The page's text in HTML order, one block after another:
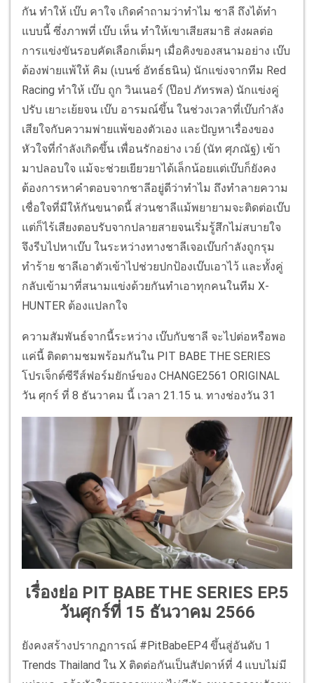
กัน ทำให้ เบ๊บ คาใจ เกิดคำถามว่าทำไม ชาลี ถึงได้ทำ
แบบนี้ ซึ่งภาพที่ เบ๊บ เห็น ทำให้เขาเสียสมาธิ ส่งผลต่อ
การแข่งขันรอบคัดเลือกเต็มๆ เมื่อคิงของสนามอย่าง เบ๊บ
ต้องพ่ายแพ้ให้ คิม (เบนซ์ อัทธ์ธนิน) นักแข่งจากทีม Red
Racing ทำให้ เบ๊บ ถูก วินเนอร์ (ป๊อป ภัทรพล) นักแข่งคู่
ปรับ เยาะเย้ยจน เบ๊บ อารมณ์ขึ้น ในช่วงเวลาที่เบ๊บกำลัง
เสียใจกับความพ่ายแพ้ของตัวเอง และปัญหาเรื่องของ
หัวใจที่กำลังเกิดขึ้น เพื่อนรักอย่าง เวย์ (นัท ศุภณัฐ) เข้า
มาปลอบใจ แม้จะช่วยเยียวยาได้เล็กน้อยแต่เบ๊บก็ยังคง
ต้องการหาคำตอบจากชาลีอยู่ดีว่าทำไม ถึงทำลายความ
เชื่อใจที่มีให้กันขนาดนี้ ส่วนชาลีแม้พยายามจะติดต่อเบ๊บ
แต่ก็ไร้เสียงตอบรับจากปลายสายจนเริ่มรู้สึกไม่สบายใจ
จึงรีบไปหาเบ๊บ ในระหว่างทางชาลีเจอเบ๊บกำลังถูกรุม
ทำร้าย ชาลีเอาตัวเข้าไปช่วยปกป้องเบ๊บเอาไว้ และทั้งคู่
กลับเข้ามาที่สนามแข่งด้วยกันทำเอาทุกคนในทีม X-
HUNTER ต้องแปลกใจ
ความสัมพันธ์จากนี้ระหว่าง เบ๊บกับชาลี จะไปต่อหรือพอ
แค่นี้ ติดตามชมพร้อมกันใน PIT BABE THE SERIES
โปรเจ็กต์ซีรีส์ฟอร์มยักษ์ของ CHANGE2561 ORIGINAL
วัน ศุกร์ ที่ 8 ธันวาคม นี้ เวลา 21.15 น. ทางช่องวัน 31
เรื่องย่อ PIT BABE THE SERIES EP.5
วันศุกร์ที่ 15 ธันวาคม 2566
ยังคงสร้างปรากฏการณ์ #PitBabeEP4 ขึ้นสู่อันดับ 1
Trends Thailand ใน X ติดต่อกันเป็นสัปดาห์ที่ 4 แบบไม่มี